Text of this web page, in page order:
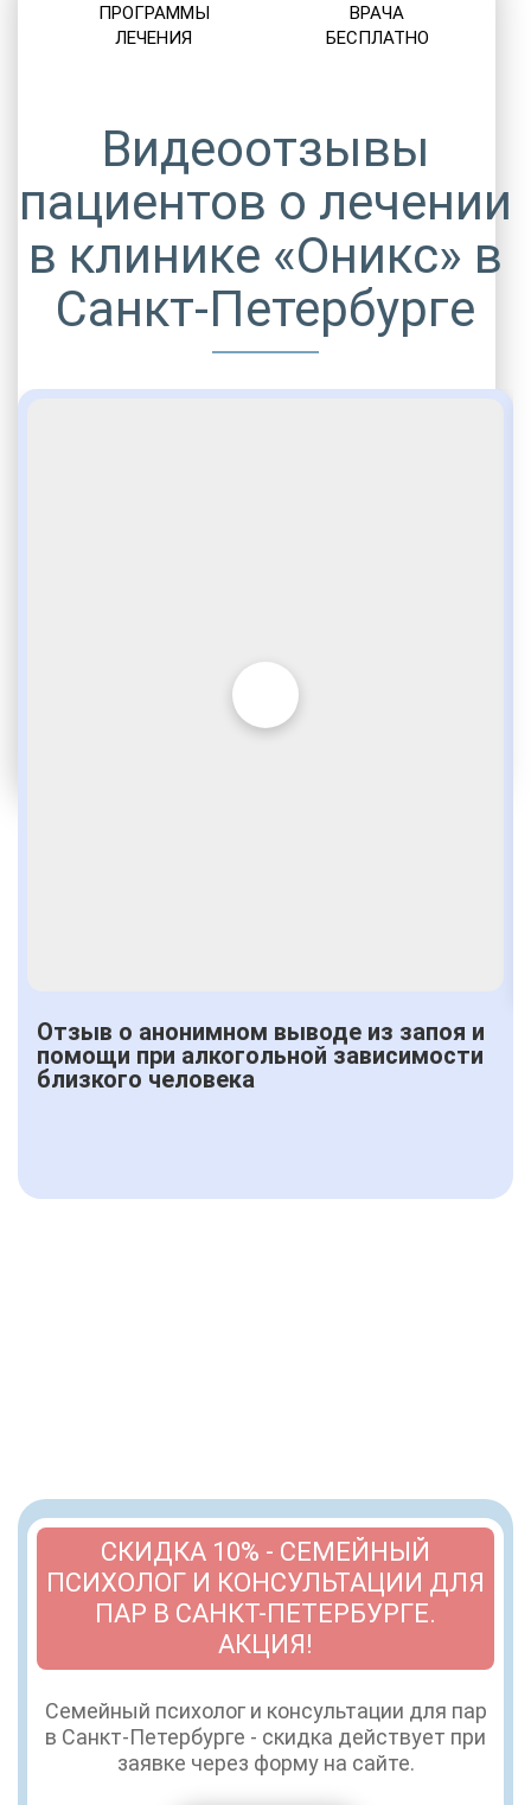
Стационарная помощь
ПРОГРАММЫ
ЛЕЧЕНИЯ
ВРАЧА
БЕСПЛАТНО
Видеоотзывы
пациентов о лечении
в клинике «Оникс» в
Санкт-Петербурге
Отзыв о анонимном выводе из запоя и
помощи при алкогольной зависимости
близкого человека
СКИДКА 10% - СЕМЕЙНЫЙ
ПСИХОЛОГ И КОНСУЛЬТАЦИИ ДЛЯ
ПАР В САНКТ-ПЕТЕРБУРГЕ.
АКЦИЯ!
Семейный психолог и консультации для пар
в Санкт-Петербурге - скидка действует при
заявке через форму на сайте.